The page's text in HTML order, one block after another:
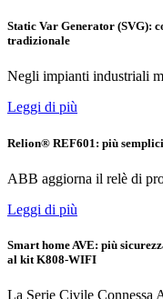
Static Var Generator (SVG):
tradizionale
Negli impianti industriali
Leggi di più
Relion® REF601: più
ABB aggiorna il relè di
Leggi di più
Smart home AVE: più
al kit K808-WIFI
La Serie Civile Connessa